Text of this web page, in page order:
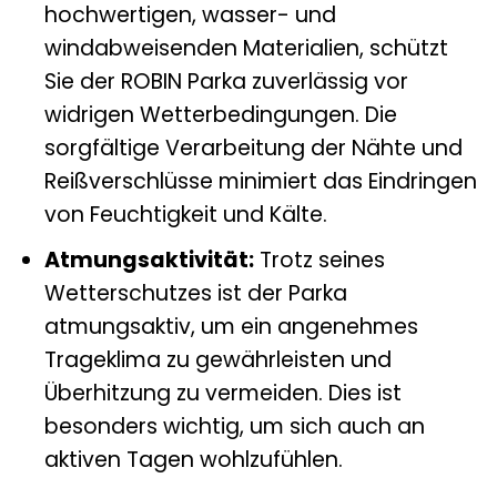
hochwertigen, wasser- und
windabweisenden Materialien, schützt
Sie der ROBIN Parka zuverlässig vor
widrigen Wetterbedingungen. Die
sorgfältige Verarbeitung der Nähte und
Reißverschlüsse minimiert das Eindringen
von Feuchtigkeit und Kälte.
Atmungsaktivität:Trotz seines
Wetterschutzes ist der Parka
atmungsaktiv, um ein angenehmes
Trageklima zu gewährleisten und
Überhitzung zu vermeiden. Dies ist
besonders wichtig, um sich auch an
aktiven Tagen wohlzufühlen.